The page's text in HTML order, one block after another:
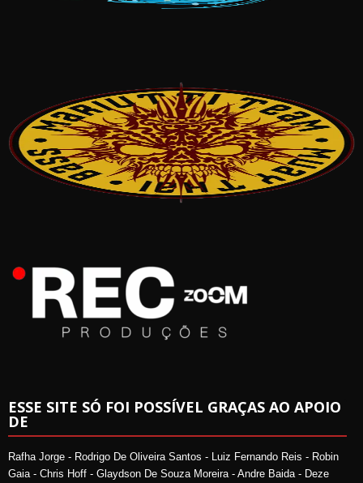
ESSE SITE SÓ FOI POSSÍVEL GRAÇAS AO APOIO
DE
Rafha Jorge - Rodrigo De Oliveira Santos - Luiz Fernando Reis - Robin
Gaia - Chris Hoff - Glaydson De Souza Moreira - Andre Baida - Deze